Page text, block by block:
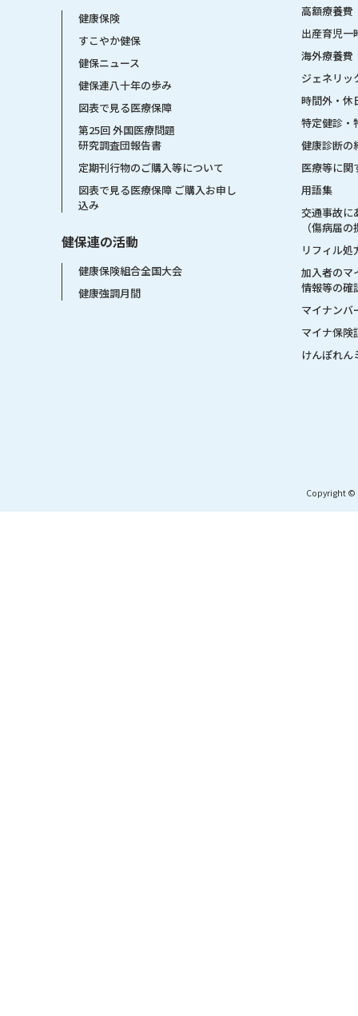
健康保険
すこやか健保
健保ニュース
健保連八十年の歩み
図表で見る医療保障
第25回 外国医療問題
研究調査団報告書
定期刊行物のご購入等について
図表で見る医療保障 ご購入お申し
込み
健保連の活動
健康保険組合全国大会
健康強調月間
高額療養費
出産育児一
海外療養費
ジェネリッ
時間外・休
特定健診・
健康診断の
医療等に関
用語集
交通事故に
（傷病届
リフィル処
加入者のマ
情報等の確
マイナンバ
マイナ保険
けんぽれん
Copyright ©